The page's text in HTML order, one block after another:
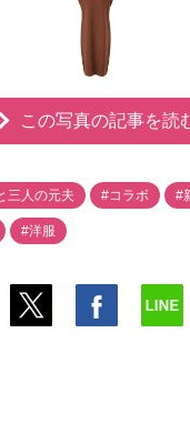
この写真の記事を読
三人の元夫 #コラボ #
#洋服